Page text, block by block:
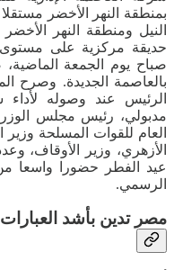
بمنطقة النهر الأخضر مستقلا
النيل ومنطقة النهر
حديقة مركزية على مستوى
صباح يوم الجمعة الماضية،
بالعاصمة الجديدة. وصرح
الرئيس عند وصوله
مدبولي، رئيس مجلس
العام للقوات المسلحة وزير
الأزهري، وزير الأوقاف،
عيد الفطر حضورا واسعا
الرسمي.
مصر تدين بأشد العبارات